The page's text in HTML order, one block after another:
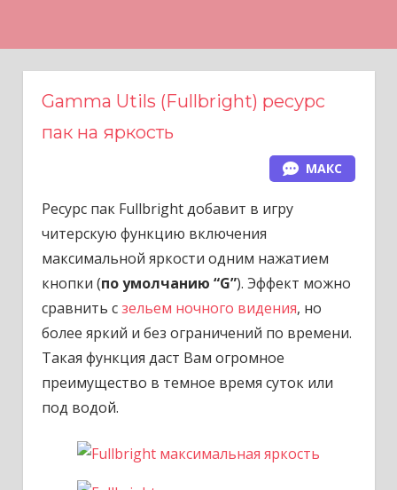
Gamma Utils (Fullbright) ресурс
пак на яркость
МАКС
Ресурс пак Fullbright добавит в игру
читерскую функцию включения
максимальной яркости одним нажатием
кнопки (по умолчанию “G”). Эффект можно
сравнить сзельем ночного видения, но
более яркий и без ограничений по времени.
Такая функция даст Вам огромное
преимущество в темное время суток или
под водой.